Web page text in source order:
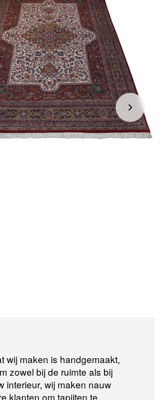
thuis geleverd. Wij streven ernaar uw
bij u thuis te bezorgen.
thuis geleverd. Mocht het niet passen en
dan storten wij het aankoopbedrag zo
uiterlijkbinnen 14 dagen na herroeping .
u terecht op:
wij maken is handgemaakt,
zowel bij de ruimte als bij
interieur, wij maken nauw
klanten om tapijten te